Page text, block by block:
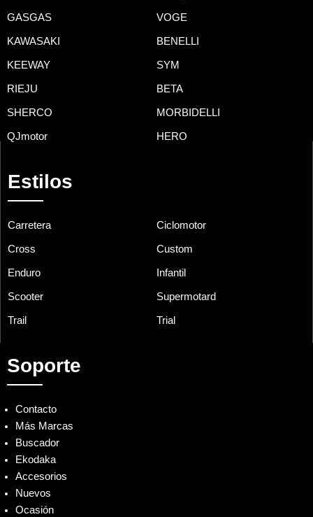
GASGAS VOGE
KAWASAKI BENELLI
KEEWAY SYM
RIEJU BETA
SHERCO MORBIDELLI
QJmotor HERO
Estilos
Carretera Ciclomotor
Cross Custom
Enduro Infantil
Scooter Supermotard
Trail Trial
Soporte
Contacto
Más Marcas
Buscador
Ekodaka
Accesorios
Nuevos
Ocasión